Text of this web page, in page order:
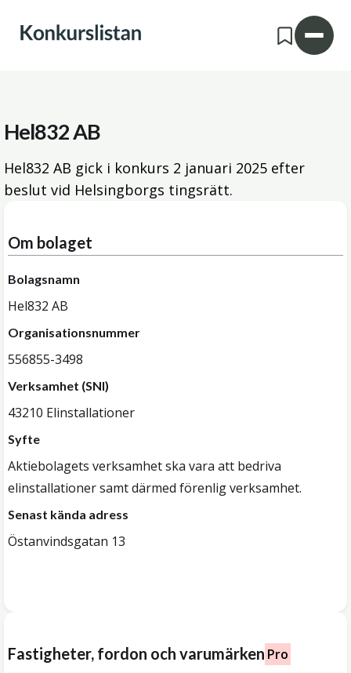
Hel832 AB
Hel832 AB gick i konkurs 2 januari 2025 efter
beslut vid Helsingborgs tingsrätt.
Om bolaget
Bolagsnamn
Hel832 AB
Organisationsnummer
556855-3498
Verksamhet (SNI)
43210 Elinstallationer
Syfte
Aktiebolagets verksamhet ska vara att bedriva
elinstallationer samt därmed förenlig verksamhet.
Senast kända adress
Östanvindsgatan 13
Fastigheter, fordon och varumärken Pro